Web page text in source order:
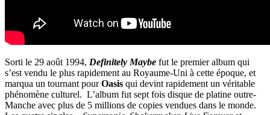
Sorti le 29 août 1994, Definitely Maybe fut le premier album qui
s’est vendu le plus rapidement au Royaume-Uni à cette époque, et
marqua un tournant pourOasis qui devint rapidement un véritable
phénomène culturel. L’album fut sept fois disque de platine outre-
Manche avec plus de 5 millions de copies vendues dans le monde.